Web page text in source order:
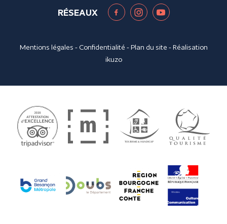
RÉSEAUX
Mentions légales - Confidentialité -Plan du site - Réalisation
ikuzo